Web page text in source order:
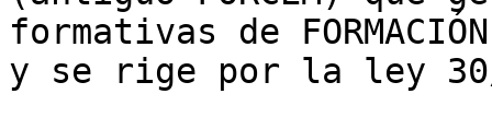
formativas de
y se rige por la ley 30/